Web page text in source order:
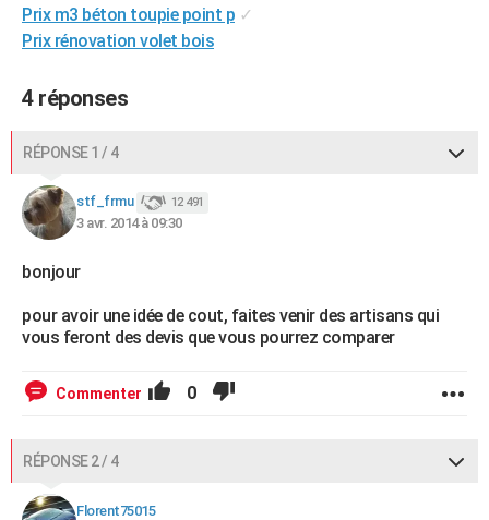
COPAINS D'AVANT
S'inscrire
Se connecter
Lycées
Collèges
Primaires
Universités
Entreprises
Service militaire
Avis de recherche
FORUM
Bricolage
Lifestyle
Culture
Sport
Auto
Television
Voyage
Cinema
Prix m3 béton toupie point p ✓
Prix rénovation volet bois
4 réponses
RÉPONSE 1 / 4
stf_frmu 12 491
3 avr. 2014 à 09:30
bonjour
pour avoir une idée de cout, faites venir des artisans qui
vous feront des devis que vous pourrez comparer
Commenter 0
RÉPONSE 2 / 4
Florent75015